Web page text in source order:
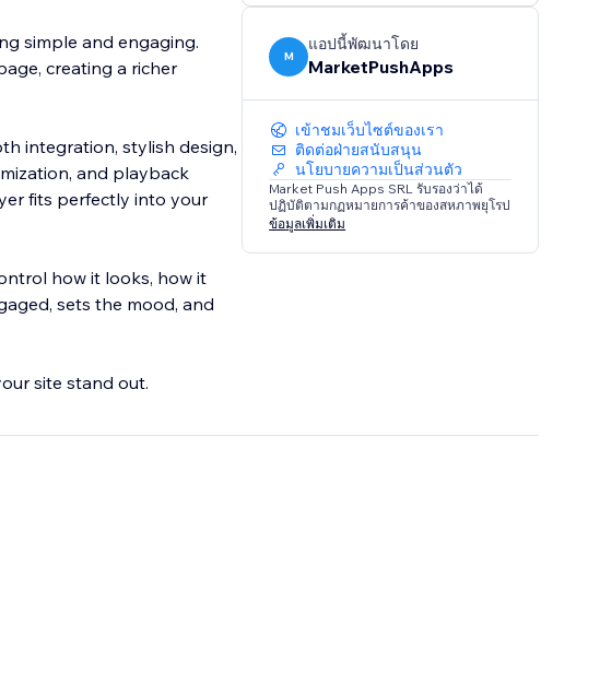
simple and engaging.
creating a richer
integration, stylish design,
and playback
fits perfectly into your
how it looks, how it
sets the mood, and
site stand out.
M
แอปนี้พัฒนาโดย
MarketPushApps
เข้าชมเว็บไซต์ของเรา
ติดต่อฝ่ายสนับสนุน
นโยบายความเป็นส่วนตัว
Market Push Apps SRL รับรองว่าได้
ปฏิบัติตามกฏหมายการค้าของสหภาพยุโรป
ข้อมูลเพิ่มเติม